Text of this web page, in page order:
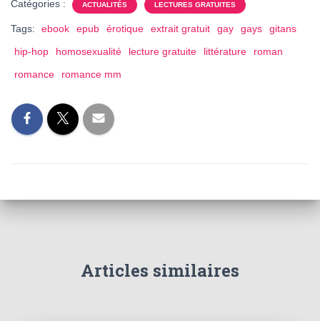
Catégories : ACTUALITÉS LECTURES GRATUITES
Tags: ebook epub érotique extrait gratuit gay gays
gitans
hip-hop
homosexualité lecture gratuite littérature
roman
romance
romance mm
Articles similaires